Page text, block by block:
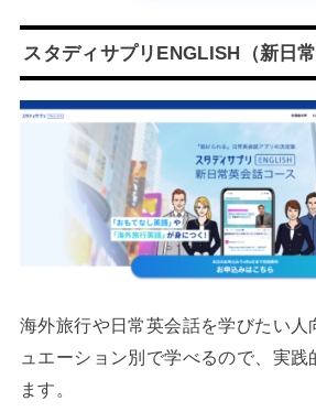
スタディサプリENGLISH（新日
海外旅行や日常英会話を学びたい人
ュエーション別で学べるので、実践
ます。